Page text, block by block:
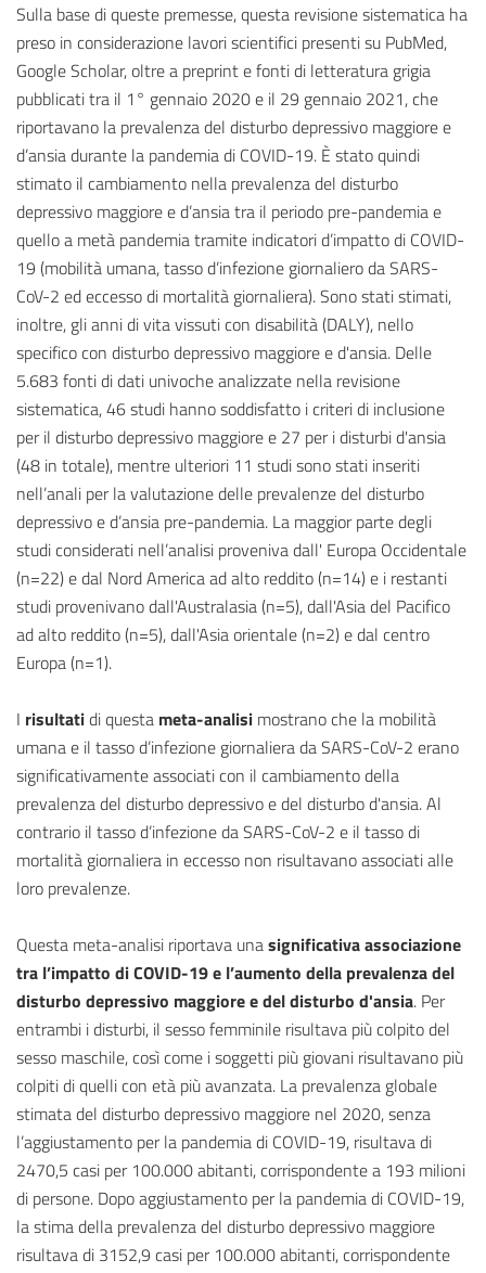
Sulla base di queste premesse, questa revisione sistematica ha
preso in considerazione lavori scientifici presenti su PubMed,
Google Scholar, oltre a preprint e fonti di letteratura grigia
pubblicati tra il 1° gennaio 2020 e il 29 gennaio 2021, che
riportavano la prevalenza del disturbo depressivo maggiore e
d’ansia durante la pandemia di COVID-19. È stato quindi
stimato il cambiamento nella prevalenza del disturbo
depressivo maggiore e d’ansia tra il periodo pre-pandemia e
quello a metà pandemia tramite indicatori d’impatto di COVID-
19 (mobilità umana, tasso d’infezione giornaliero da SARS-
CoV-2 ed eccesso di mortalità giornaliera). Sono stati stimati,
inoltre, gli anni di vita vissuti con disabilità (DALY), nello
specifico con disturbo depressivo maggiore e d'ansia. Delle
5.683 fonti di dati univoche analizzate nella revisione
sistematica, 46 studi hanno soddisfatto i criteri di inclusione
per il disturbo depressivo maggiore e 27 per i disturbi d'ansia
(48 in totale), mentre ulteriori 11 studi sono stati inseriti
nell’anali per la valutazione delle prevalenze del disturbo
depressivo e d’ansia pre-pandemia. La maggior parte degli
studi considerati nell’analisi proveniva dall' Europa Occidentale
(n=22) e dal Nord America ad alto reddito (n=14) e i restanti
studi provenivano dall'Australasia (n=5), dall'Asia del Pacifico
ad alto reddito (n=5), dall'Asia orientale (n=2) e dal centro
Europa (n=1).
I risultatidi questa meta-analisi mostrano che la mobilità
umana e il tasso d’infezione giornaliera da SARS-CoV-2 erano
significativamente associati con il cambiamento della
prevalenza del disturbo depressivo e del disturbo d'ansia. Al
contrario il tasso d’infezione da SARS-CoV-2 e il tasso di
mortalità giornaliera in eccesso non risultavano associati alle
loro prevalenze.
Questa meta-analisi riportava unasignificativa associazione
tra l’impatto di COVID-19 e l’aumento della prevalenza del
disturbo depressivo maggiore e del disturbo d'ansia. Per
entrambi i disturbi, il sesso femminile risultava più colpito del
sesso maschile, così come i soggetti più giovani risultavano più
colpiti di quelli con età più avanzata. La prevalenza globale
stimata del disturbo depressivo maggiore nel 2020, senza
l’aggiustamento per la pandemia di COVID-19, risultava di
2470,5 casi per 100.000 abitanti, corrispondente a 193 milioni
di persone. Dopo aggiustamento per la pandemia di COVID-19,
la stima della prevalenza del disturbo depressivo maggiore
risultava di 3152,9 casi per 100.000 abitanti, corrispondente